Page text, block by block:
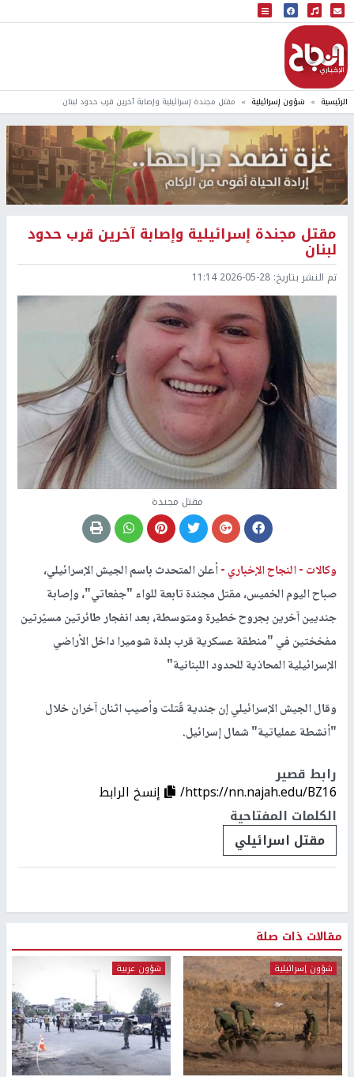
البث المباشر
إذاعة النجاح
الرئيسية شؤون إسرائيلية مقتل مجندة إسرائيلية وإصابة آخرين قرب حدود لبنان
مقتل مجندة إسرائيلية وإصابة آخرين قرب حدود
لبنان
تم النشر بتاريخ: 2026-05-28 11:14
مقتل مجندة
وكالات -النجاح الإخباري -أعلن المتحدث باسم الجيش الإسرائيلي،
صباح اليوم الخميس، مقتل مجندة تابعة للواء "جفعاتي"، وإصابة
جنديين آخرين بجروح خطيرة ومتوسطة، بعد انفجار طائرتين مسيّرتين
مفخختين في "منطقة عسكرية قرب بلدة شوميرا داخل الأراضي
الإسرائيلية المحاذية للحدود اللبنانية"
وقال الجيش الإسرائيلي إن جندية قُتلت وأصيب اثنان آخران خلال
"أنشطة عملياتية" شمال إسرائيل.
رابط قصير
https://nn.najah.edu/BZ16/
إنسخ الرابط
الكلمات المفتاحية
مقتل اسرائيلي
مقالات ذات صلة
شؤون إسرائيلية شؤون عربية